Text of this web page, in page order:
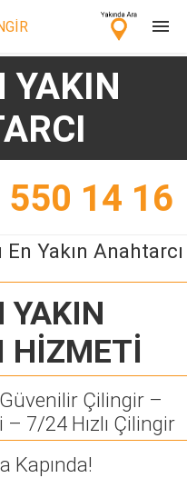
YAKIN
14 16
Yakın Anahtarcı
YAKIN
HİZMETİ
Çilingir –
7/24 Hızlı Çilingir
Kapında!